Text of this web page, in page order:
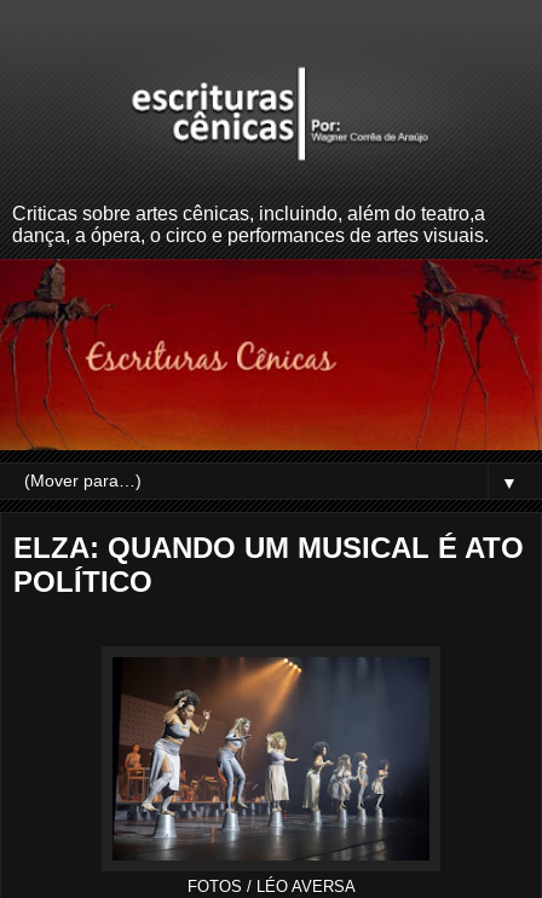
Criticas sobre artes cênicas, incluindo, além do teatro,a
dança, a ópera, o circo e performances de artes visuais.
▼
ELZA: QUANDO UM MUSICAL É ATO
POLÍTICO
FOTOS / LÉO AVERSA